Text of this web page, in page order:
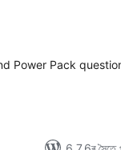
Power Pack